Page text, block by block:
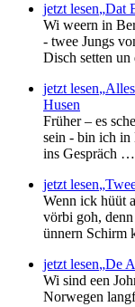
jetzt lesen Dat
Wi weern in
- twee Jungs
Disch setten
jetzt lesen
Husen
Früher – es
sein - bin ich in
ins Gespräch …
jetzt lesen
Wenn ick hüüt
vörbi goh,
ünnern Schirm
jetzt lesen De
Wi sind een
Norwegen